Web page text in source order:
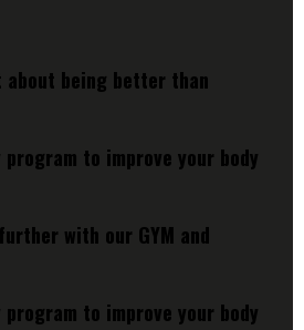
about being better than
to improve your body
with our GYM and
to improve your body